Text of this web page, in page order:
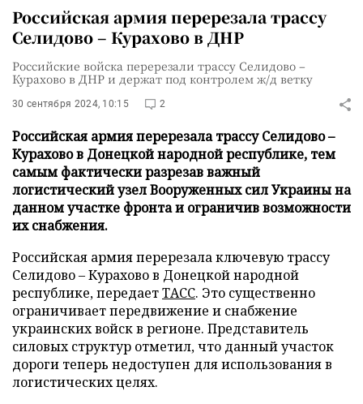
Российская армия перерезала трассу
Селидово – Курахово в ДНР
Российские войска перерезали трассу Селидово –
Курахово в ДНР и держат под контролем ж/д ветку
30 сентября 2024, 10:15 2
Российская армия перерезала трассу Селидово –
Курахово в Донецкой народной республике, тем
самым фактически разрезав важный
логистический узел Вооруженных сил Украины на
данном участке фронта и ограничив возможности
их снабжения.
Российская армия перерезала ключевую трассу
Селидово – Курахово в Донецкой народной
республике, передаетТАСС. Это существенно
ограничивает передвижение и снабжение
украинских войск в регионе. Представитель
силовых структур отметил, что данный участок
дороги теперь недоступен для использования в
логистических целях.